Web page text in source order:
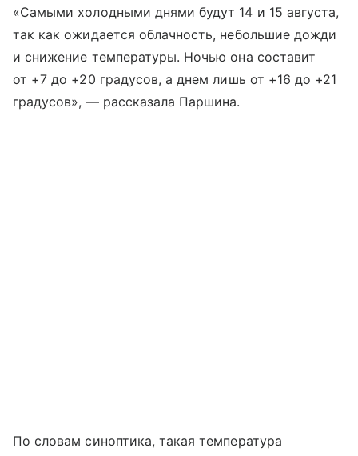
«Самыми холодными днями будут 14 и 15 августа,
так как ожидается облачность, небольшие дожди
и снижение температуры. Ночью она составит
от +7 до +20 градусов, а днем лишь от +16 до +21
градусов», — рассказала Паршина.
По словам синоптика, такая температура